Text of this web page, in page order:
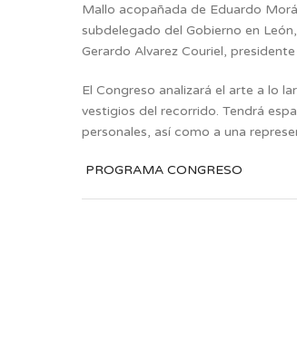
Mallo acopañada de Eduardo
subdelegado del Gobierno en
Gerardo Alvarez Couriel,
El Congreso analizará el arte a lo
vestigios del recorrido. Tendrá
personales, así como a una
PROGRAMA CONGRESO